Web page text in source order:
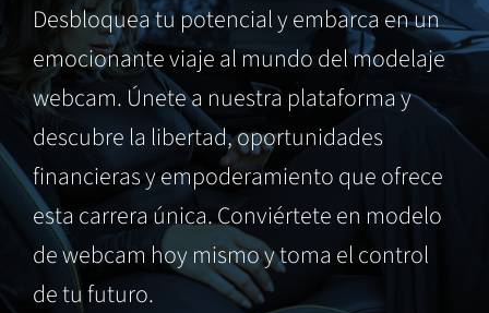
Desbloquea tu potencial y embarca en un
emocionante viaje al mundo del modelaje
webcam. Únete a nuestra plataforma y
descubre la libertad, oportunidades
financieras y empoderamiento que ofrece
esta carrera única. Conviértete en modelo
de webcam hoy mismo y toma el control
de tu futuro.